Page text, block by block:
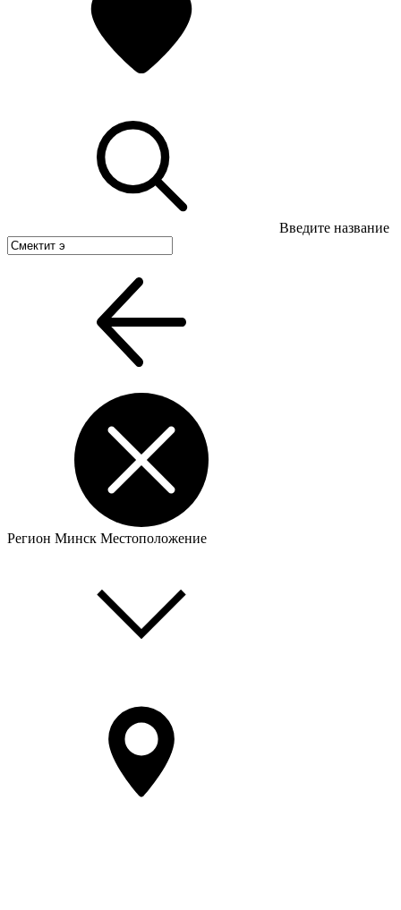
Введите название
Регион Минск Местоположение